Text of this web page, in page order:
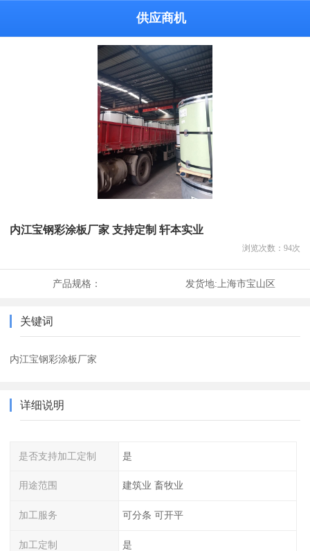
供应商机
内江宝钢彩涂板厂家 支持定制 轩本实业
浏览次数： 94次
产品规格： 发货地:上海市宝山区
关键词
内江宝钢彩涂板厂家
详细说明
是否支持加工定制 是
用途范围 建筑业 畜牧业
加工服务 可分条 可开平
加工定制 是